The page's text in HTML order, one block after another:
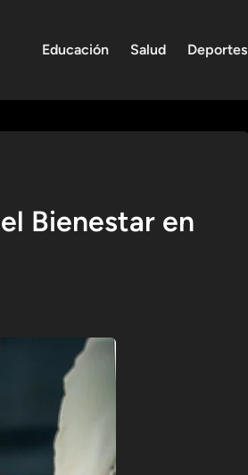
Educación Salud Deportes
Bienestar en